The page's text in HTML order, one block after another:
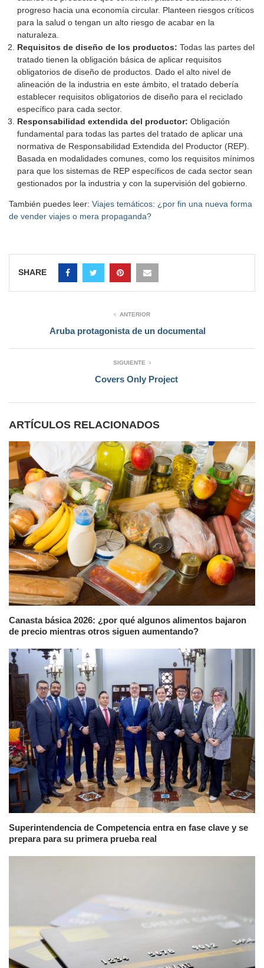
progreso hacia una economía circular. Planteen riesgos críticos
para la salud o tengan un alto riesgo de acabar en la
naturaleza.
Requisitos de diseño de los productos: Todas las partes del
tratado tienen la obligación básica de aplicar requisitos
obligatorios de diseño de productos. Dado el alto nivel de
alineación de la industria en este ámbito, el tratado debería
establecer requisitos obligatorios de diseño para el reciclado
específico para cada sector.
Responsabilidad extendida del productor: Obligación
fundamental para todas las partes del tratado de aplicar una
normativa de Responsabilidad Extendida del Productor (REP).
Basada en modalidades comunes, como los requisitos mínimos
para que los sistemas de REP específicos de cada sector sean
gestionados por la industria y con la supervisión del gobierno.
También puedes leer: Viajes temáticos: ¿por fin una nueva forma
de vender viajes o mera propaganda?
SHARE
ANTERIOR
Aruba protagonista de un documental
SIGUIENTE
Covers Only Project
ARTÍCULOS RELACIONADOS
Canasta básica 2026: ¿por qué algunos alimentos bajaron
de precio mientras otros siguen aumentando?
Superintendencia de Competencia entra en fase clave y se
prepara para su primera prueba real